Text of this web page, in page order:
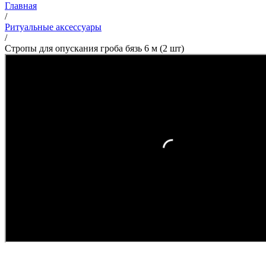
Главная
/
Ритуальные аксессуары
/
Стропы для опускания гроба бязь 6 м (2 шт)